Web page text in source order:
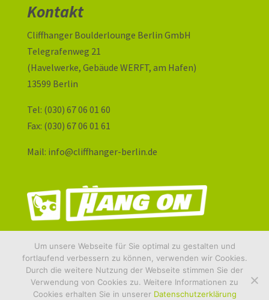
Kontakt
Cliffhanger Boulderlounge Berlin GmbH
Telegrafenweg 21
(Havelwerke, Gebäude WERFT, am Hafen)
13599 Berlin
Tel: (030) 67 06 01 60
Fax: (030) 67 06 01 61
Mail: info@cliffhanger-berlin.de
© Cliffhanger-Berlin. All Rights Reserved.
Um unsere Webseite für Sie optimal zu gestalten und
fortlaufend verbessern zu können, verwenden wir Cookies.
Durch die weitere Nutzung der Webseite stimmen Sie der
Verwendung von Cookies zu. Weitere Informationen zu
Cookies erhalten Sie in unserer Datenschutzerklärung